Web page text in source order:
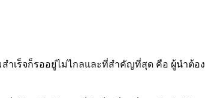
ำเร็จก็รออยู่ไม่ไกลและที่สำคัญที่สุด คือ ผู้นำต้อง